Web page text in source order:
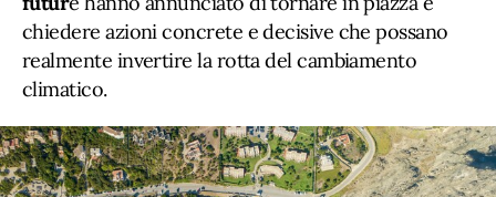
chiedere azioni concrete e decisive che possano
realmente invertire la rotta del cambiamento
climatico.